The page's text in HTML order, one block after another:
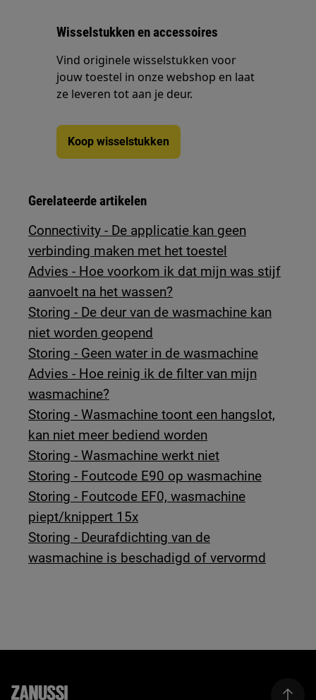
Wisselstukken en accessoires
Vind originele wisselstukken voor
jouw toestel in onze webshop en laat
ze leveren tot aan je deur.
Koop wisselstukken
Gerelateerde artikelen
Connectivity - De applicatie kan geen
verbinding maken met het toestel
Advies - Hoe voorkom ik dat mijn was stijf
aanvoelt na het wassen?
Storing - De deur van de wasmachine kan
niet worden geopend
Storing - Geen water in de wasmachine
Advies - Hoe reinig ik de filter van mijn
wasmachine?
Storing - Wasmachine toont een hangslot,
kan niet meer bediend worden
Storing - Wasmachine werkt niet
Storing - Foutcode E90 op wasmachine
Storing - Foutcode EF0, wasmachine
piept/knippert 15x
Storing - Deurafdichting van de
wasmachine is beschadigd of vervormd